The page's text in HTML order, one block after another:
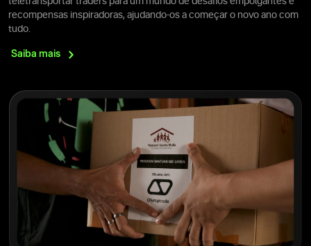
recompensas inspiradoras, ajudando-os a começar o novo ano com
tudo.
Saiba mais